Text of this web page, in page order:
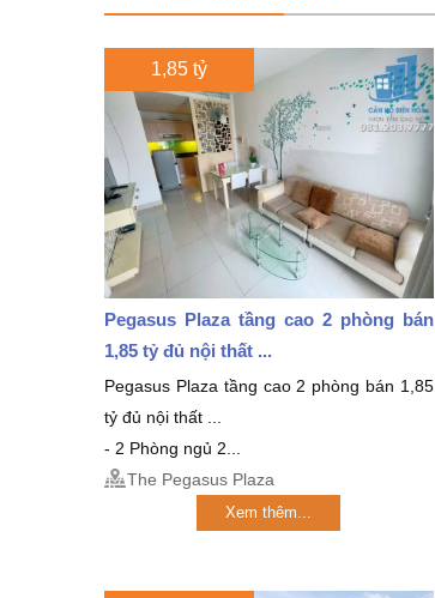
1,85 tỷ
Pegasus Plaza tầng cao 2 phòng bán
1,85 tỷ đủ nội thất ...
Pegasus Plaza tầng cao 2 phòng bán 1,85
tỷ đủ nội thất ...
- 2 Phòng ngủ 2...
The Pegasus Plaza
Xem thêm...